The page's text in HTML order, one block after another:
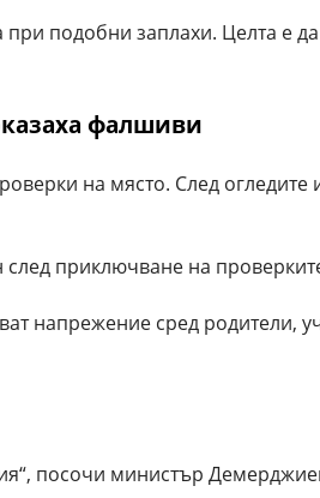
подобни заплахи. Целта е
фалшиви
на място. След огледите
приключване на
напрежение сред родители,
посочи министър